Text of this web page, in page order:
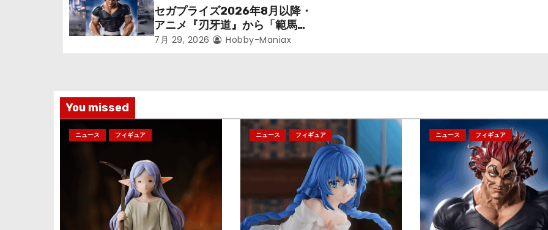
立体化！
セガプライズ2026年8月以降・
アニメ『刃牙道』から「範馬勇
次郎」が登場ッッ!!
7月 29, 2026 Hobby-Maniax
You missed
ニュース フィギュア ニュース フィギュア ニュース フィギュア